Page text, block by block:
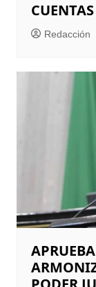
CUENTAS
Redacción